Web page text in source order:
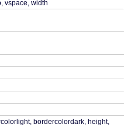
vspace, width
bordercolordark, height,